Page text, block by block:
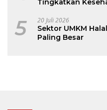
Tingkatkan
5 20 Juli 2026
Sektor UMKM
Paling Besar